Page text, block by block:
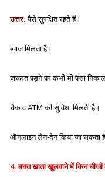
उत्तर:पैसे सुरक्षित रहते हैं।
ब्याज मिलता है।
जरूरत पड़ने पर कभी भी पैसा
चैक व ATM की सुविधा मिलती है।
ऑनलाइन लेन-देन किया जा सकता
4. बचत खाता खुलवाने में किन चीजों